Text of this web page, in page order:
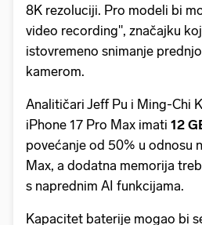
8K rezoluciji. Pro modeli bi
video recording", značajku
istovremeno snimanje
kamerom.
Analitičari Jeff Pu i Ming-Chi
iPhone 17 Pro Max imati 12
povećanje od 50% u odnosu
Max, a dodatna memorija
s naprednim AI funkcijama.
Kapacitet baterije mogao bi